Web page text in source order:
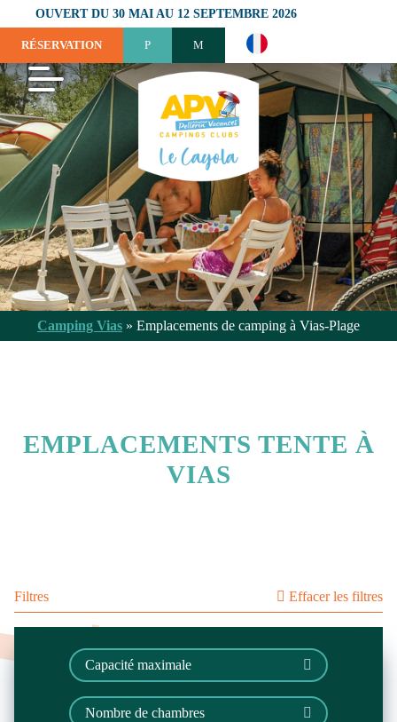
OUVERT DU 30 MAI AU 12 SEPTEMBRE 2026
RÉSERVATION
Camping Vias » Emplacements de camping à Vias-Plage
EMPLACEMENTS TENTE À
VIAS
Filtres Effacer les filtres
Capacité maximale
Nombre de chambres